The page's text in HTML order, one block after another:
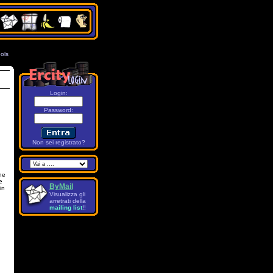
Login:
Password:
Non sei registrato?
ByMail
Visualizza gli
arretrati della
mailing list!!